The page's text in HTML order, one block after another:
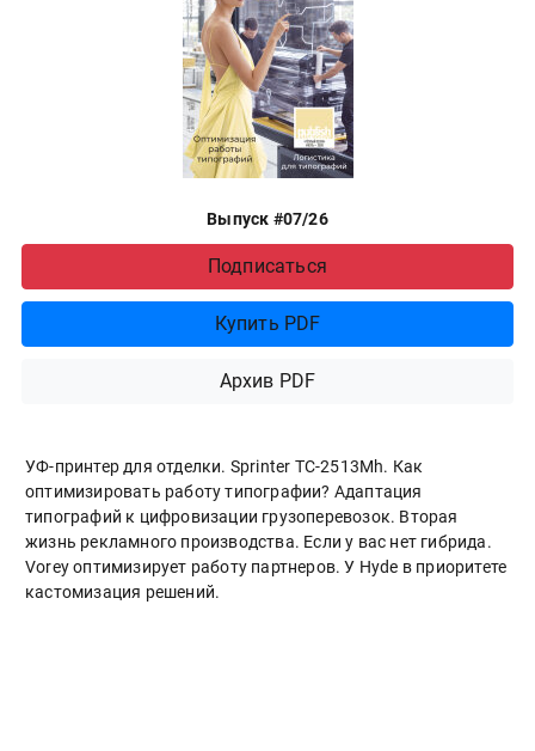
Выпуск #07/26
Подписаться
Купить PDF
Архив PDF
УФ-принтер для отделки. Sprinter ТС-2513Mh. Как
оптимизировать работу типографии? Адаптация
типографий к цифровизации грузоперевозок. Вторая
жизнь рекламного производства. Если у вас нет гибрида.
Vorey оптимизирует работу партнеров. У Hyde в приоритете
кастомизация решений.